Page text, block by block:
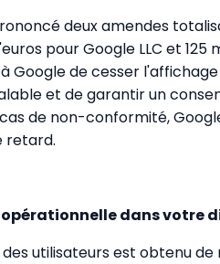
deux amendes
pour Google LLC et 125
Google de cesser
et de garantir un
de non-conformité,
retard.
dans votre
utilisateurs est obtenu